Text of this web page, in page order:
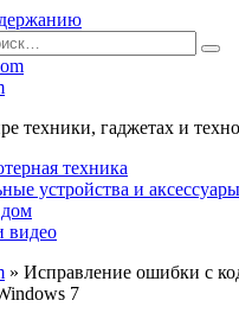
техники, гаджетах и
техника
устройства и аксессуары
видео
» Исправление ошибки с
7